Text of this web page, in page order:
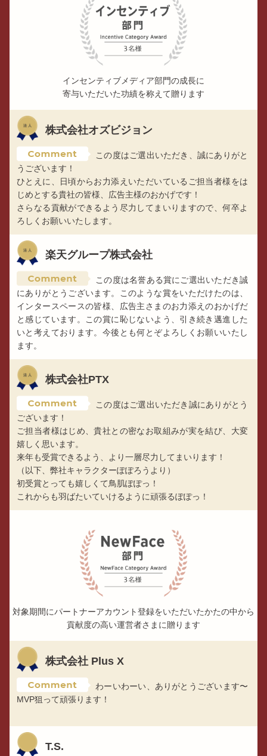
インセンティブメディア部門の成長に
寄与いただいた功績を称えて贈ります
株式会社オズビジョン
この度はご選出いただき、誠にありがと
うございます！
ひとえに、日頃からお力添えいただいているご担当者様をは
じめとする貴社の皆様、広告主様のおかげです！
さらなる貢献ができるよう尽力してまいりますので、何卒よ
ろしくお願いいたします。
楽天グループ株式会社
この度は名誉ある賞にご選出いただき誠
にありがとうございます。このような賞をいただけたのは、
インタースペースの皆様、広告主さまのお力添えのおかげだ
と感じています。この賞に恥じないよう、引き続き邁進した
いと考えております。今後とも何とぞよろしくお願いいたし
ます。
株式会社PTX
この度はご選出いただき誠にありがとう
ございます！
ご担当者様はじめ、貴社との密なお取組みが実を結び、大変
嬉しく思います。
来年も受賞できるよう、より一層尽力してまいります！
（以下、弊社キャラクターぽぽろうより）
初受賞とっても嬉しくて鳥肌ぽぽっ！
これからも羽ばたいていけるように頑張るぽぽっ！
対象期間にパートナーアカウント登録をいただいたかたの中から
貢献度の高い運営者さまに贈ります
株式会社 Plus X
わーいわーい、ありがとうございます〜
MVP狙って頑張ります！
T.S.